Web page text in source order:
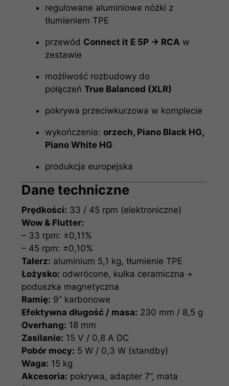
regulowane aluminiowe nóżki z
tłumieniem TPE
przewód Connect it E 5P → RCA w
zestawie
możliwość rozbudowy do
połączeń True Balanced (XLR)
pokrywa przeciwkurzowa w komplecie
wykończenia: orzech, Piano Black HG,
Piano White HG
produkcja europejska
Dane techniczne
Prędkości: 33 / 45 rpm (elektroniczne)
Wow & Flutter:
– 33 rpm: ±0,11%
– 45 rpm: ±0,10%
Talerz: aluminium 5,1 kg, tłumienie TPE
Łożysko: odwrócone, kulka ceramiczna +
poduszka magnetyczna
Ramię: 9” karbonowe
Efektywna długość / masa: 230 mm / 8,5 g
Overhang: 18 mm
Zasilanie: 15 V / 0,8 A DC
Pobór mocy: 5 W / 0,3 W (standby)
Waga: 15 kg
Akcesoria: pokrywa, adapter 7”, mata